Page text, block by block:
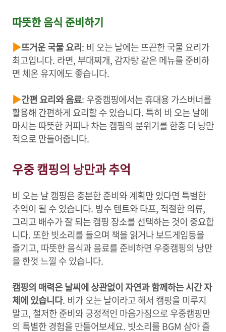
따뜻한 음식 준비하기
▶뜨거운 국물 요리: 비 오는 날에는 뜨끈한 국물 요리가
최고입니다. 라면, 부대찌개, 감자탕 같은 메뉴를 준비하
면 체온 유지에도 좋습니다.
▶간편 요리와 음료: 우중캠핑에서는 휴대용 가스버너를
활용해 간편하게 요리할 수 있습니다. 특히 비 오는 날에
마시는 따뜻한 커피나 차는 캠핑의 분위기를 한층 더 낭만
적으로 만들어줍니다.
우중 캠핑의 낭만과 추억
비 오는 날 캠핑은 충분한 준비와 계획만 있다면 특별한
추억이 될 수 있습니다. 방수 텐트와 타프, 적절한 의류,
그리고 배수가 잘 되는 캠핑 장소를 선택하는 것이 중요합
니다. 또한 빗소리를 들으며 책을 읽거나 보드게임등을
즐기고, 따뜻한 음식과 음료를 준비하면 우중캠핑의 낭만
을 한껏 느낄 수 있습니다.
캠핑의 매력은 날씨에 상관없이 자연과 함께하는 시간 자
체에 있습니다. 비가 오는 날이라고 해서 캠핑을 미루지
말고, 철저한 준비와 긍정적인 마음가짐으로 우중캠핑만
의 특별한 경험을 만들어보세요. 빗소리를 BGM 삼아 즐